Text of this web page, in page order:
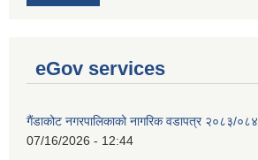
eGov services
गैंडाकोट नगरपालिकाको नागरिक वडापत्र २०८३/०८४
07/16/2026 - 12:44